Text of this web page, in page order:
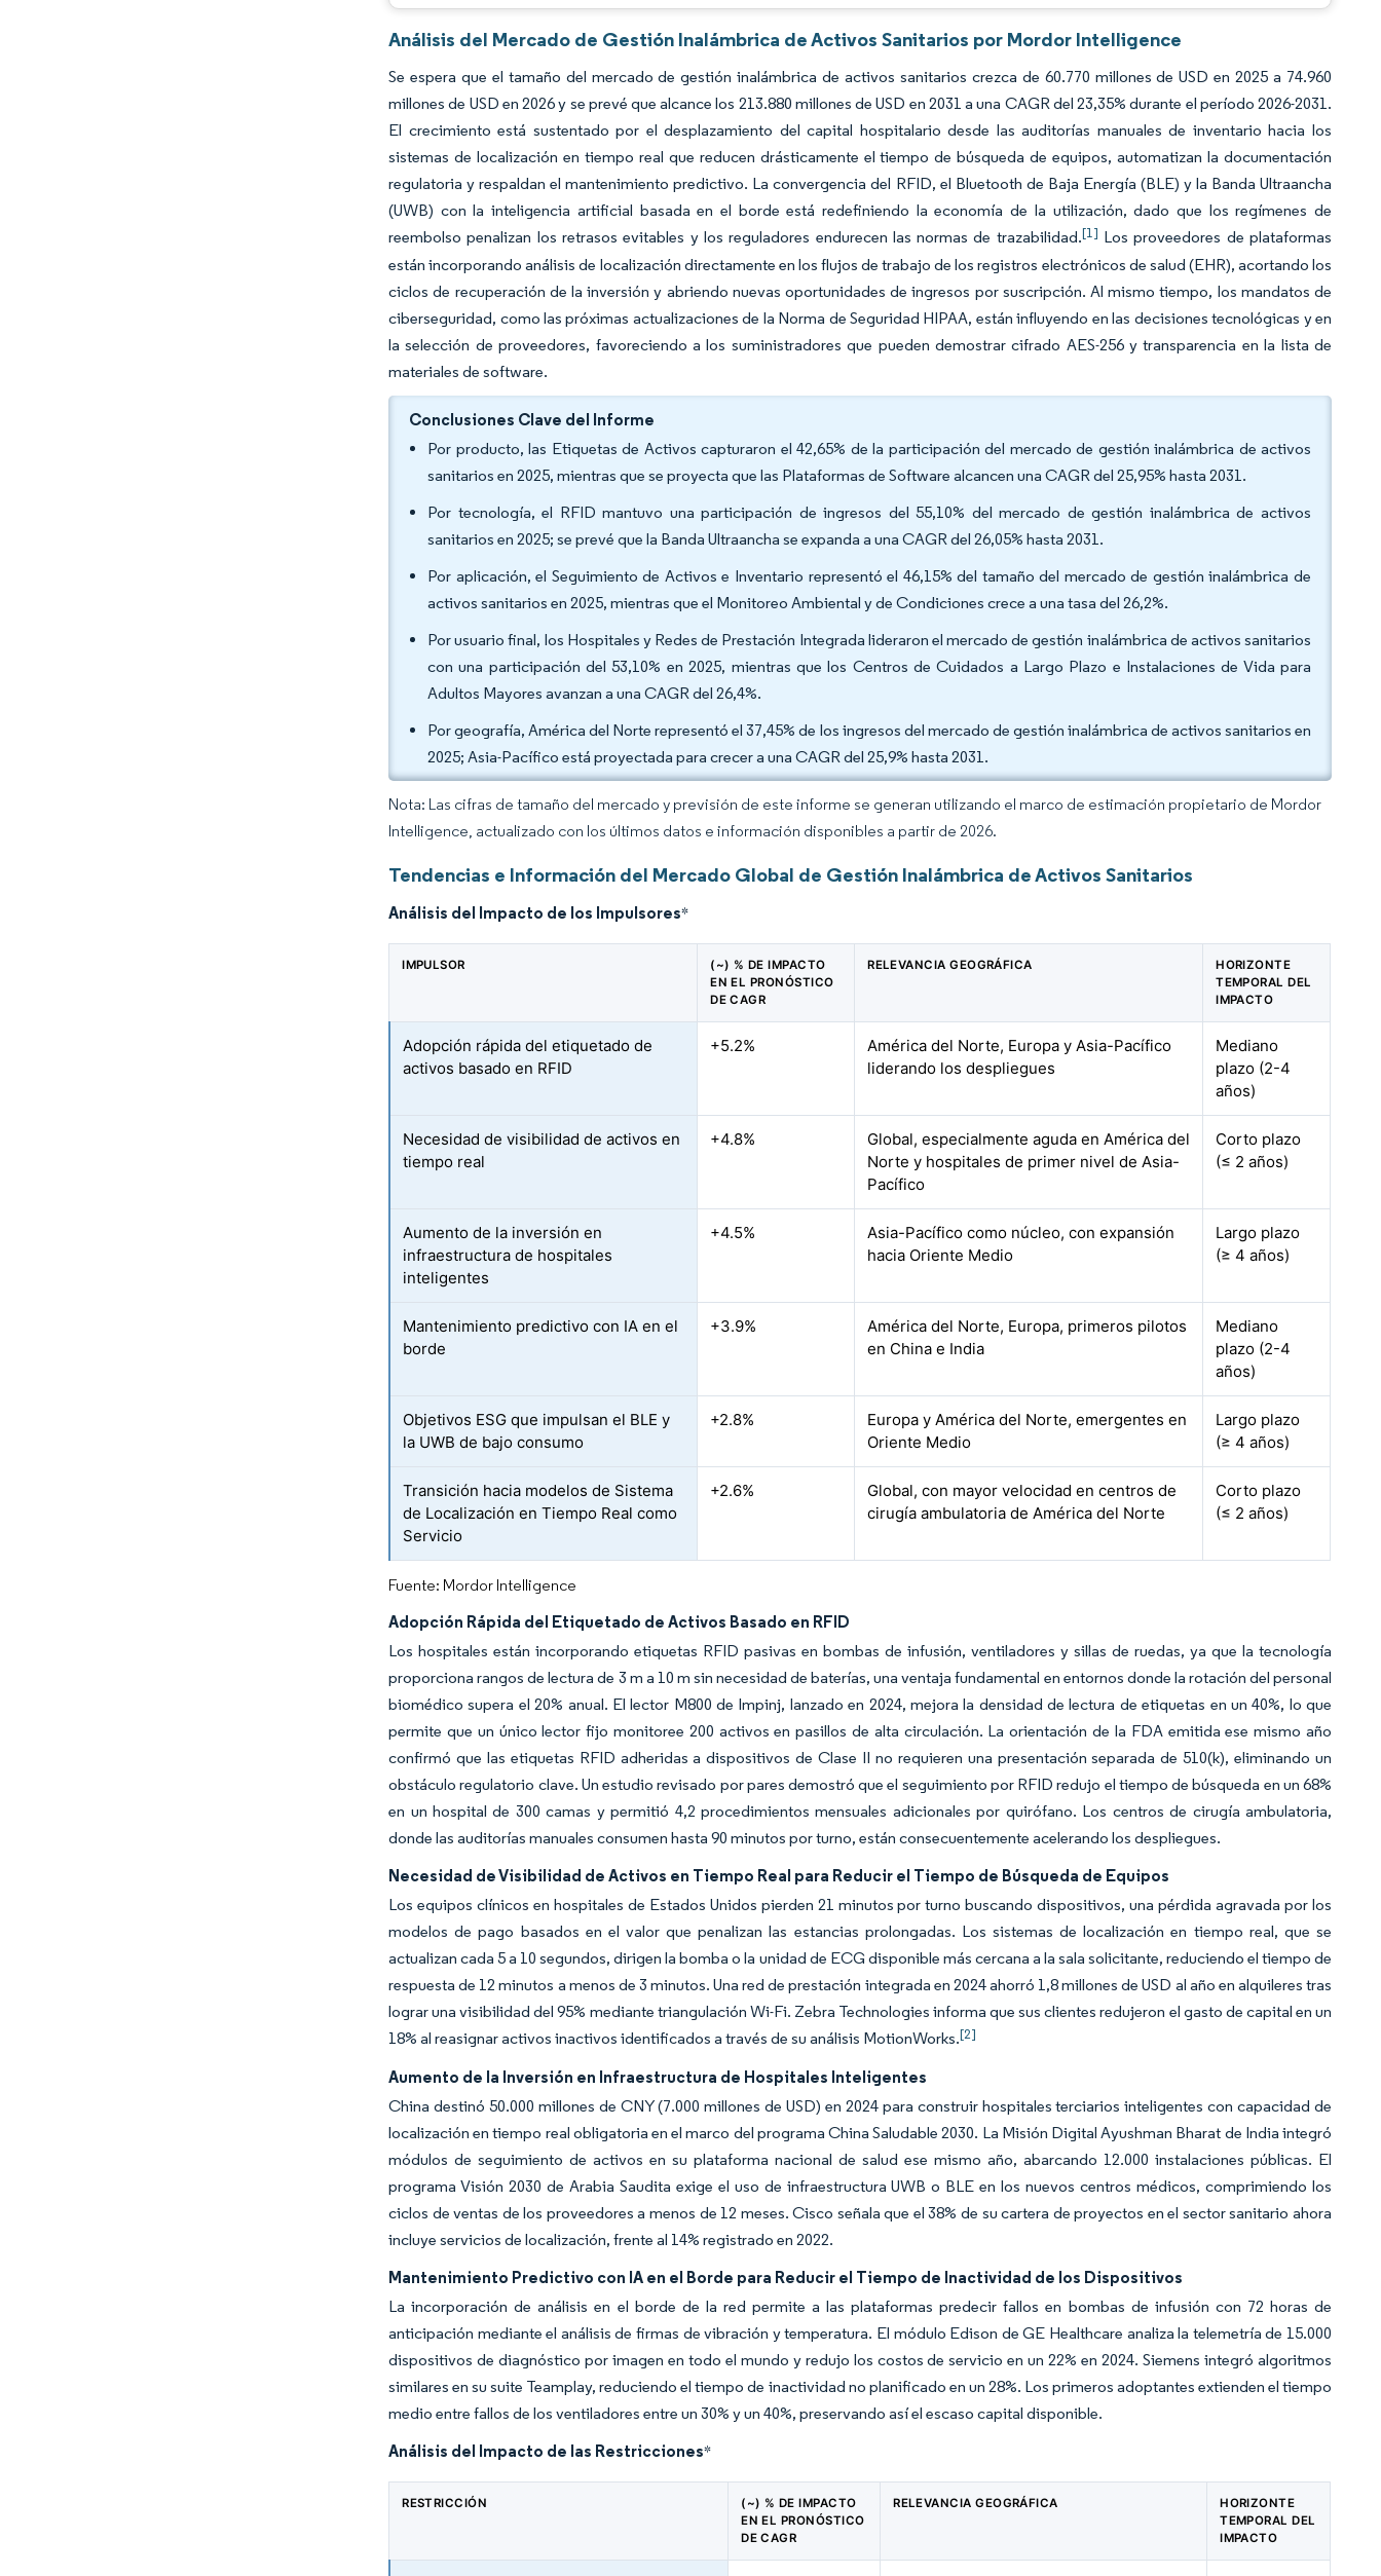
Análisis del Mercado de Gestión Inalámbrica de Activos Sanitarios por Mordor Intelligence
Se espera que el tamaño del mercado de gestión inalámbrica de activos sanitarios crezca de 60.770 millones de USD en 2025 a 74.960
millones de USD en 2026 y se prevé que alcance los 213.880 millones de USD en 2031 a una CAGR del 23,35% durante el período 2026-2031.
El crecimiento está sustentado por el desplazamiento del capital hospitalario desde las auditorías manuales de inventario hacia los
sistemas de localización en tiempo real que reducen drásticamente el tiempo de búsqueda de equipos, automatizan la documentación
regulatoria y respaldan el mantenimiento predictivo. La convergencia del RFID, el Bluetooth de Baja Energía (BLE) y la Banda Ultraancha
(UWB) con la inteligencia artificial basada en el borde está redefiniendo la economía de la utilización, dado que los regímenes de
reembolso penalizan los retrasos evitables y los reguladores endurecen las normas de trazabilidad.[1] Los proveedores de plataformas
están incorporando análisis de localización directamente en los flujos de trabajo de los registros electrónicos de salud (EHR), acortando los
ciclos de recuperación de la inversión y abriendo nuevas oportunidades de ingresos por suscripción. Al mismo tiempo, los mandatos de
ciberseguridad, como las próximas actualizaciones de la Norma de Seguridad HIPAA, están influyendo en las decisiones tecnológicas y en
la selección de proveedores, favoreciendo a los suministradores que pueden demostrar cifrado AES-256 y transparencia en la lista de
materiales de software.
Conclusiones Clave del Informe
Por producto, las Etiquetas de Activos capturaron el 42,65% de la participación del mercado de gestión inalámbrica de activos
sanitarios en 2025, mientras que se proyecta que las Plataformas de Software alcancen una CAGR del 25,95% hasta 2031.
Por tecnología, el RFID mantuvo una participación de ingresos del 55,10% del mercado de gestión inalámbrica de activos
sanitarios en 2025; se prevé que la Banda Ultraancha se expanda a una CAGR del 26,05% hasta 2031.
Por aplicación, el Seguimiento de Activos e Inventario representó el 46,15% del tamaño del mercado de gestión inalámbrica de
activos sanitarios en 2025, mientras que el Monitoreo Ambiental y de Condiciones crece a una tasa del 26,2%.
Por usuario final, los Hospitales y Redes de Prestación Integrada lideraron el mercado de gestión inalámbrica de activos sanitarios
con una participación del 53,10% en 2025, mientras que los Centros de Cuidados a Largo Plazo e Instalaciones de Vida para
Adultos Mayores avanzan a una CAGR del 26,4%.
Por geografía, América del Norte representó el 37,45% de los ingresos del mercado de gestión inalámbrica de activos sanitarios en
2025; Asia-Pacífico está proyectada para crecer a una CAGR del 25,9% hasta 2031.
Nota: Las cifras de tamaño del mercado y previsión de este informe se generan utilizando el marco de estimación propietario de Mordor
Intelligence, actualizado con los últimos datos e información disponibles a partir de 2026.
Tendencias e Información del Mercado Global de Gestión Inalámbrica de Activos Sanitarios
Análisis del Impacto de los Impulsores*
IMPULSOR
(~) % DE IMPACTO
EN EL PRONÓSTICO
DE CAGR
RELEVANCIA GEOGRÁFICA
HORIZONTE
TEMPORAL DEL
IMPACTO
Adopción rápida del etiquetado de
activos basado en RFID
+5.2%
América del Norte, Europa y Asia-Pacífico
liderando los despliegues
Mediano
plazo (2-4
años)
Necesidad de visibilidad de activos en
tiempo real
+4.8%
Global, especialmente aguda en América del
Norte y hospitales de primer nivel de Asia-
Pacífico
Corto plazo
(≤ 2 años)
Aumento de la inversión en
infraestructura de hospitales
inteligentes
+4.5%
Asia-Pacífico como núcleo, con expansión
hacia Oriente Medio
Largo plazo
(≥ 4 años)
Mantenimiento predictivo con IA en el
borde
+3.9%
América del Norte, Europa, primeros pilotos
en China e India
Mediano
plazo (2-4
años)
Objetivos ESG que impulsan el BLE y
la UWB de bajo consumo
+2.8%
Europa y América del Norte, emergentes en
Oriente Medio
Largo plazo
(≥ 4 años)
Transición hacia modelos de Sistema
de Localización en Tiempo Real como
Servicio
+2.6%
Global, con mayor velocidad en centros de
cirugía ambulatoria de América del Norte
Corto plazo
(≤ 2 años)
Fuente: Mordor Intelligence
Adopción Rápida del Etiquetado de Activos Basado en RFID
Los hospitales están incorporando etiquetas RFID pasivas en bombas de infusión, ventiladores y sillas de ruedas, ya que la tecnología
proporciona rangos de lectura de 3 m a 10 m sin necesidad de baterías, una ventaja fundamental en entornos donde la rotación del personal
biomédico supera el 20% anual. El lector M800 de Impinj, lanzado en 2024, mejora la densidad de lectura de etiquetas en un 40%, lo que
permite que un único lector fijo monitoree 200 activos en pasillos de alta circulación. La orientación de la FDA emitida ese mismo año
confirmó que las etiquetas RFID adheridas a dispositivos de Clase II no requieren una presentación separada de 510(k), eliminando un
obstáculo regulatorio clave. Un estudio revisado por pares demostró que el seguimiento por RFID redujo el tiempo de búsqueda en un 68%
en un hospital de 300 camas y permitió 4,2 procedimientos mensuales adicionales por quirófano. Los centros de cirugía ambulatoria,
donde las auditorías manuales consumen hasta 90 minutos por turno, están consecuentemente acelerando los despliegues.
Necesidad de Visibilidad de Activos en Tiempo Real para Reducir el Tiempo de Búsqueda de Equipos
Los equipos clínicos en hospitales de Estados Unidos pierden 21 minutos por turno buscando dispositivos, una pérdida agravada por los
modelos de pago basados en el valor que penalizan las estancias prolongadas. Los sistemas de localización en tiempo real, que se
actualizan cada 5 a 10 segundos, dirigen la bomba o la unidad de ECG disponible más cercana a la sala solicitante, reduciendo el tiempo de
respuesta de 12 minutos a menos de 3 minutos. Una red de prestación integrada en 2024 ahorró 1,8 millones de USD al año en alquileres tras
lograr una visibilidad del 95% mediante triangulación Wi-Fi. Zebra Technologies informa que sus clientes redujeron el gasto de capital en un
18% al reasignar activos inactivos identificados a través de su análisis MotionWorks.[2]
Aumento de la Inversión en Infraestructura de Hospitales Inteligentes
China destinó 50.000 millones de CNY (7.000 millones de USD) en 2024 para construir hospitales terciarios inteligentes con capacidad de
localización en tiempo real obligatoria en el marco del programa China Saludable 2030. La Misión Digital Ayushman Bharat de India integró
módulos de seguimiento de activos en su plataforma nacional de salud ese mismo año, abarcando 12.000 instalaciones públicas. El
programa Visión 2030 de Arabia Saudita exige el uso de infraestructura UWB o BLE en los nuevos centros médicos, comprimiendo los
ciclos de ventas de los proveedores a menos de 12 meses. Cisco señala que el 38% de su cartera de proyectos en el sector sanitario ahora
incluye servicios de localización, frente al 14% registrado en 2022.
Mantenimiento Predictivo con IA en el Borde para Reducir el Tiempo de Inactividad de los Dispositivos
La incorporación de análisis en el borde de la red permite a las plataformas predecir fallos en bombas de infusión con 72 horas de
anticipación mediante el análisis de firmas de vibración y temperatura. El módulo Edison de GE Healthcare analiza la telemetría de 15.000
dispositivos de diagnóstico por imagen en todo el mundo y redujo los costos de servicio en un 22% en 2024. Siemens integró algoritmos
similares en su suite Teamplay, reduciendo el tiempo de inactividad no planificado en un 28%. Los primeros adoptantes extienden el tiempo
medio entre fallos de los ventiladores entre un 30% y un 40%, preservando así el escaso capital disponible.
Análisis del Impacto de las Restricciones*
RESTRICCIÓN
(~) % DE IMPACTO
EN EL PRONÓSTICO
DE CAGR
RELEVANCIA GEOGRÁFICA
HORIZONTE
TEMPORAL DEL
IMPACTO